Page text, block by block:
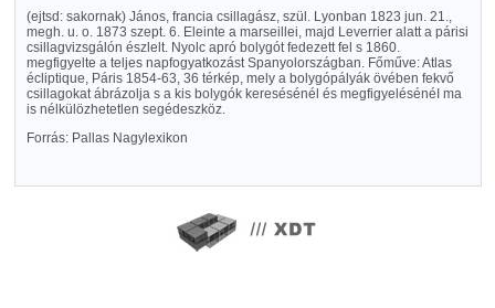
(ejtsd: sakornak) János, francia csillagász, szül. Lyonban 1823 jun. 21.,
megh. u. o. 1873 szept. 6. Eleinte a marseillei, majd Leverrier alatt a párisi
csillagvizsgálón észlelt. Nyolc apró bolygót fedezett fel s 1860.
megfigyelte a teljes napfogyatkozást Spanyolországban. Főműve: Atlas
écliptique, Páris 1854-63, 36 térkép, mely a bolygópályák övében fekvő
csillagokat ábrázolja s a kis bolygók keresésénél és megfigyelésénéI ma
is nélkülözhetetlen segédeszköz.
Forrás: Pallas Nagylexikon